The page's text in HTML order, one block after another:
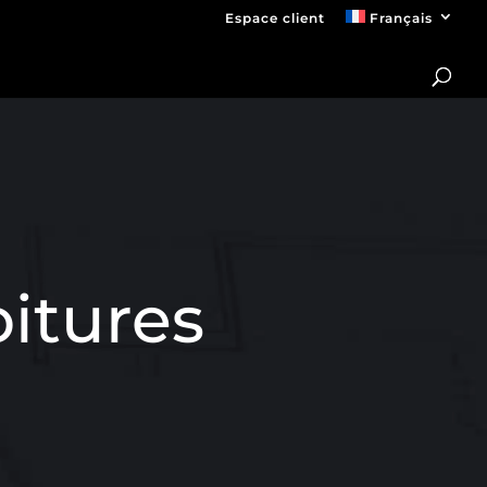
Espace client Français